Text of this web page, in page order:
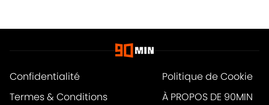
Confidentialité
Politique de Cookie
Termes & Conditions
À PROPOS DE 90MIN